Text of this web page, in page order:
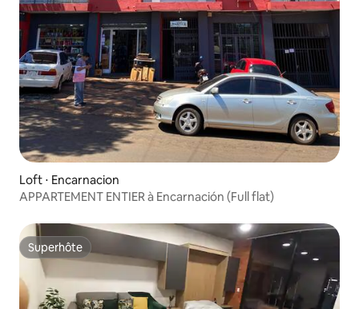
Loft ⋅ Encarnacion
APPARTEMENT ENTIER à Encarnación (Full flat)
Superhôte
Superhôte